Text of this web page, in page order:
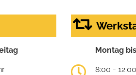
Montag
8:00 -